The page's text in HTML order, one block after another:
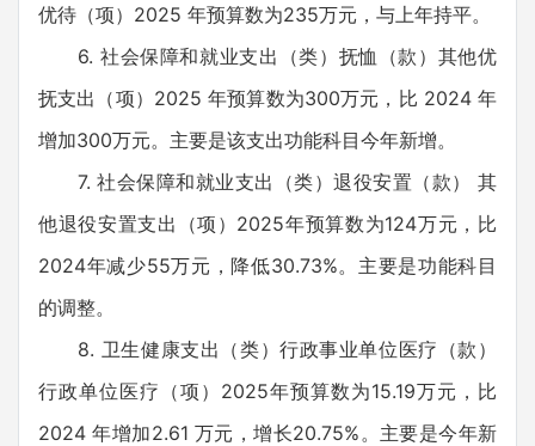
优待（项）2025 年预算数为235万元，与上年持平。
6. 社会保障和就业支出（类）抚恤（款）其他优
抚支出（项）2025 年预算数为300万元，比 2024 年
增加300万元。主要是该支出功能科目今年新增。
7. 社会保障和就业支出（类）退役安置（款） 其
他退役安置支出（项）2025年预算数为124万元，比
2024年减少55万元，降低30.73%。主要是功能科目
的调整。
8. 卫生健康支出（类）行政事业单位医疗（款）
行政单位医疗（项）2025年预算数为15.19万元，比
2024 年增加2.61 万元，增长20.75%。主要是今年新